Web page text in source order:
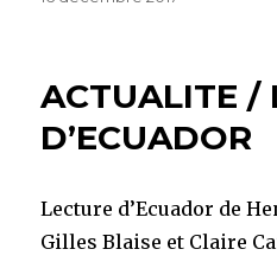
ACTUALITE /
D’ECUADOR
Lecture d’Ecuador de
Gilles Blaise et Claire